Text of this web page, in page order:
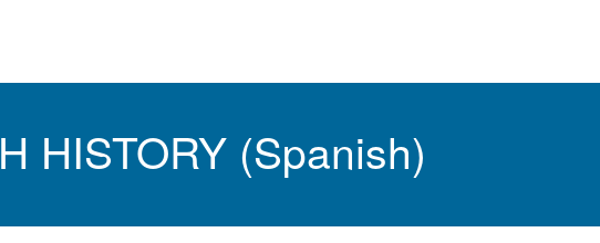
HISTORY (Spanish)